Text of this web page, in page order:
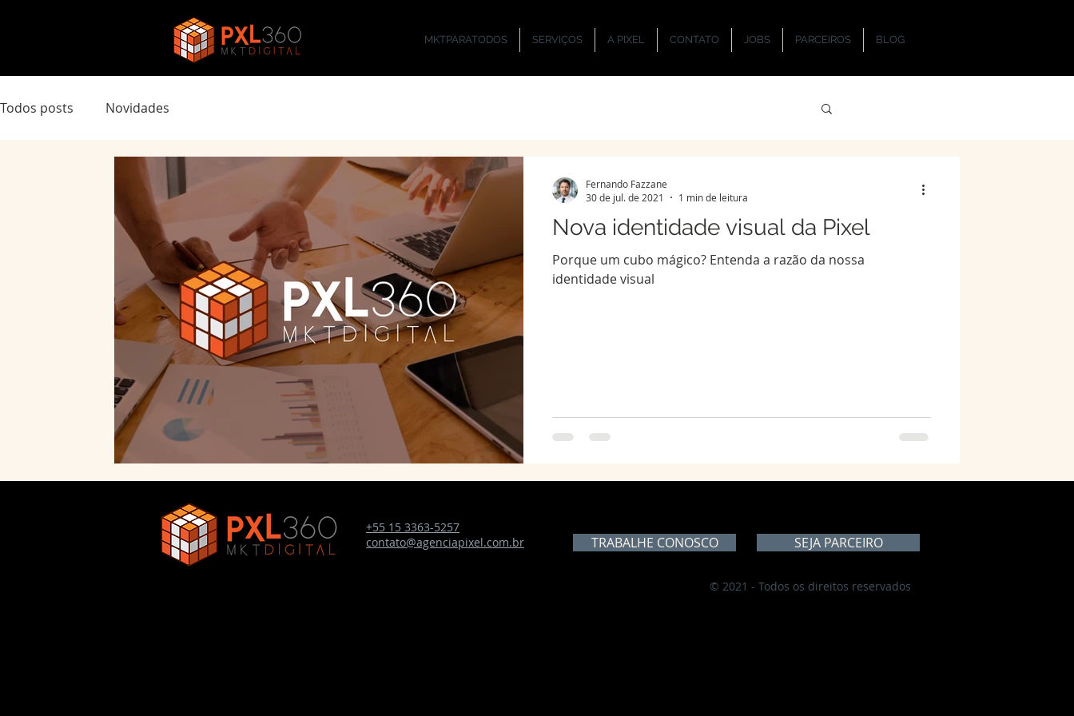
MKTPARATODOS SERVIÇOS A PIXEL CONTATO JOBS PARCEIROS BLOG
Todos posts Novidades
Nova identidade visual da Pixel
Porque um cubo mágico? Entenda a razão da nossa
identidade visual
Fernando Fazzane
30 de jul. de 2021
1 min de leitura
+55 15 3363-5257
contato@agenciapixel.com.br
TRABALHE CONOSCO SEJA PARCEIRO
© 2021 - Todos os direitos reservados